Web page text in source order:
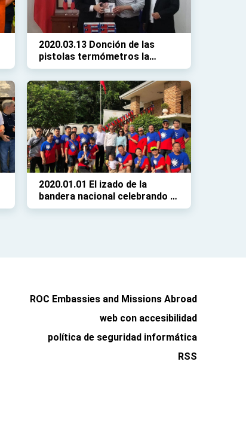
2020.03.13 Donción de las
pistolas termómetros la
Décima Región Sanitaria
2020.01.01 El izado de la
bandera nacional celebrando la
llegada del nuevo año
ROC Embassies and Missions Abroad
web con accesibilidad
política de seguridad informática
RSS